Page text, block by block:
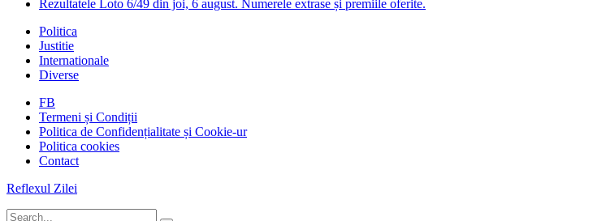
Rezultatele Loto 6/49 din joi, 6 august. Numerele extrase și premiile oferite.
Politica
Justitie
Internationale
Diverse
FB
Termeni și Condiții
Politica de Confidențialitate și Cookie-ur
Politica cookies
Contact
Reflexul Zilei